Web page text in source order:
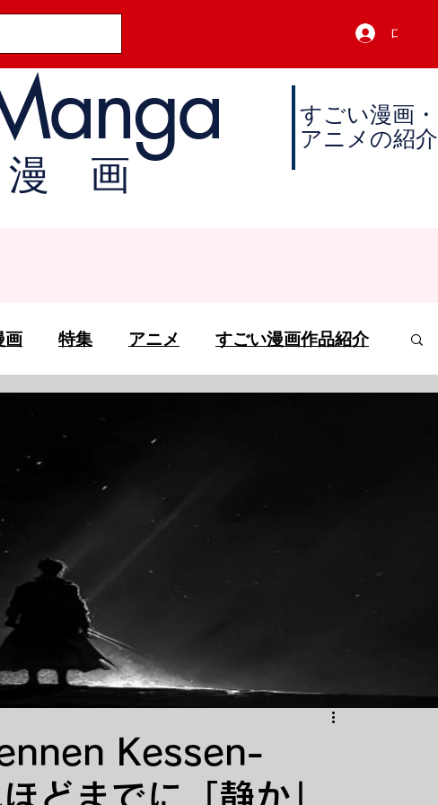
ログイン
画
すごい漫画・
アニメの紹介
画 特集 アニメ すごい漫画作品紹介
Kessen-
どまでに「静か」